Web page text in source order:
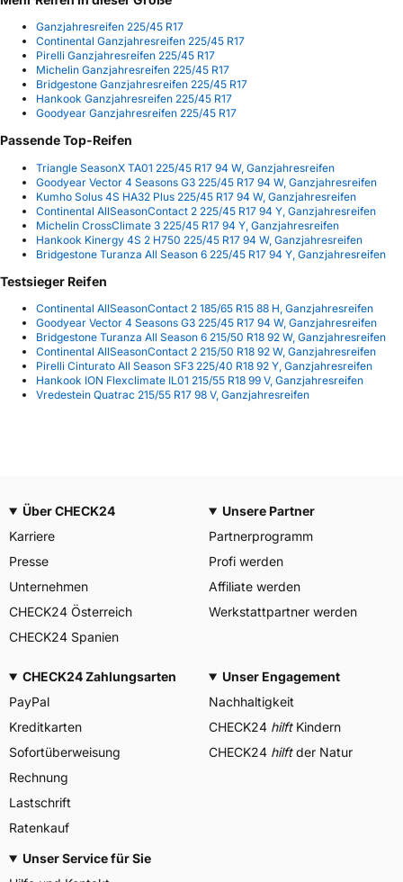
Ganzjahresreifen 225/45 R17
Continental Ganzjahresreifen 225/45 R17
Pirelli Ganzjahresreifen 225/45 R17
Michelin Ganzjahresreifen 225/45 R17
Bridgestone Ganzjahresreifen 225/45 R17
Hankook Ganzjahresreifen 225/45 R17
Goodyear Ganzjahresreifen 225/45 R17
Passende Top-Reifen
Triangle SeasonX TA01 225/45 R17 94 W, Ganzjahresreifen
Goodyear Vector 4 Seasons G3 225/45 R17 94 W, Ganzjahresreifen
Kumho Solus 4S HA32 Plus 225/45 R17 94 W, Ganzjahresreifen
Continental AllSeasonContact 2 225/45 R17 94 Y, Ganzjahresreifen
Michelin CrossClimate 3 225/45 R17 94 Y, Ganzjahresreifen
Hankook Kinergy 4S 2 H750 225/45 R17 94 W, Ganzjahresreifen
Bridgestone Turanza All Season 6 225/45 R17 94 Y, Ganzjahresreifen
Testsieger Reifen
Continental AllSeasonContact 2 185/65 R15 88 H, Ganzjahresreifen
Goodyear Vector 4 Seasons G3 225/45 R17 94 W, Ganzjahresreifen
Bridgestone Turanza All Season 6 215/50 R18 92 W, Ganzjahresreifen
Continental AllSeasonContact 2 215/50 R18 92 W, Ganzjahresreifen
Pirelli Cinturato All Season SF3 225/40 R18 92 Y, Ganzjahresreifen
Hankook ION Flexclimate IL01 215/55 R18 99 V, Ganzjahresreifen
Vredestein Quatrac 215/55 R17 98 V, Ganzjahresreifen
Über CHECK24
Karriere
Presse
Unternehmen
CHECK24 Österreich
CHECK24 Spanien
Unsere Partner
Partnerprogramm
Profi werden
Affiliate werden
Werkstattpartner werden
CHECK24 Zahlungsarten
PayPal
Kreditkarten
Sofortüberweisung
Rechnung
Lastschrift
Ratenkauf
Unser Engagement
Nachhaltigkeit
CHECK24 hilftKindern
CHECK24 hilftder Natur
Unser Service für Sie